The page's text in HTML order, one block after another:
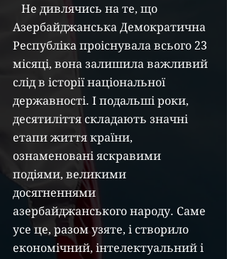
Азербайджанська Демократична
Республіка проіснувала всього 23
місяці, вона залишила важливий
слід в історії національної
державності. І подальші роки,
десятиліття складають значні
етапи життя країни,
ознаменовані яскравими
подіями, великими
досягненнями
азербайджанського народу. Саме
усе це, разом узяте, і створило
економічний, інтелектуальний і